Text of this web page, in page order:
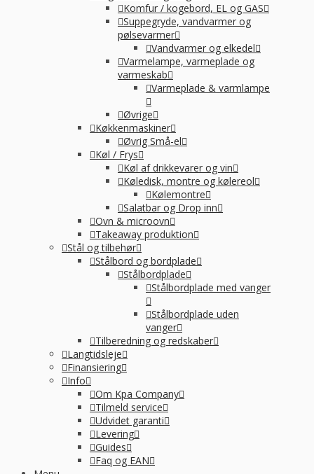
Komfur / kogebord, EL og GAS
Suppegryde, vandvarmer og
pølsevarmer
Vandvarmer og elkedel
Varmelampe, varmeplade og
varmeskab
Varmeplade & varmlampe
Øvrige
Køkkenmaskiner
Øvrig Små-el
Køl / Frys
Køl af drikkevarer og vin
Køledisk, montre og kølereol
Kølemontre
Salatbar og Drop inn
Ovn & microovn
Takeaway produktion
Stål og tilbehør
Stålbord og bordplade
Stålbordplade
Stålbordplade med vanger
Stålbordplade uden
vanger
Tilberedning og redskaber
Langtidsleje
Finansiering
Info
Om Kpa Company
Tilmeld service
Udvidet garanti
Levering
Guides
Faq og EAN